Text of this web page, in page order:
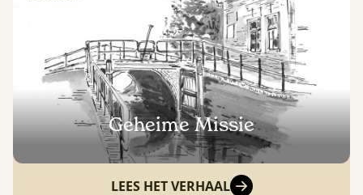
Geheime Missie
LEES HET VERHAAL